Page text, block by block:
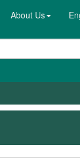
About Us